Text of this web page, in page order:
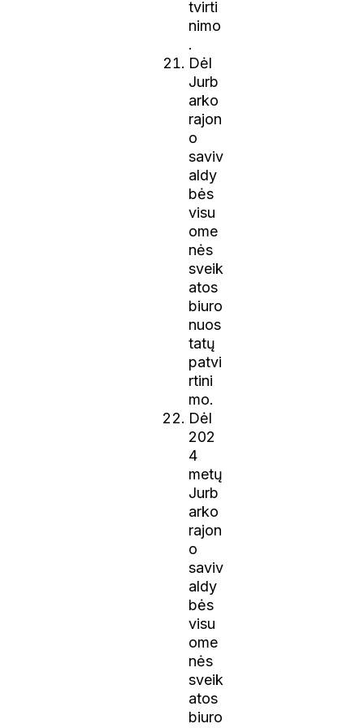
tvirti
nimo
.
Dėl
Jurb
arko
rajon
o
saviv
aldy
bės
visu
ome
nės
sveik
atos
biuro
nuos
tatų
patvi
rtini
mo.
Dėl
202
4
metų
Jurb
arko
rajon
o
saviv
aldy
bės
visu
ome
nės
sveik
atos
biuro